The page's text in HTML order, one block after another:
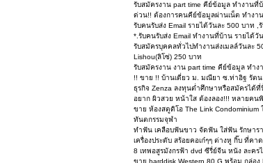
รับสมัครงาน part time คีย์ข้อมูล ทำงานที่
ด่วน!! ต้องการคนคีย์ข้อมูลผ่านเน็ต ทำงา
รับคนรับส่ง Email รายได้วันละ 500 บาท ,
*.รับคนรับส่ง Email ทำงานที่บ้าน รายได้วัน
รับสมัครบุคคลทั่วไปทำงานส่งเมลล์วันละ
Lishou(ลิโซ่) 250 บาท
รับสมัครงาน งาน part time คีย์ข้อมูล ทำ
!! ขาย !! บ้านเดี่ยว ม. มณียา ซ.ท่าอิฐ รัตน
ธุรกิจ Zenza ลงทุนต่ำศึกษาหรือสมัครได้ที่
อยาก ผิวสวย หน้าใส ต้องลอง!!! หลายคน
ขาย ห้องสตูดิโอ The Link
ทันตกรรมจุฬา
ทำฟัน เคลือบฟันขาว จัดฟัน ใส่ฟัน รักษาร
เครื่องประดับ สร้อยคอเก๋ๆๆ ต่างหู กิ๊บ ที่ค
8 เทพอสูรมังกรฟ้า dvd ซีรี่ย์จีน หนัง ละค
ขาย harddisk Western 80 G พร้อม กล่อ